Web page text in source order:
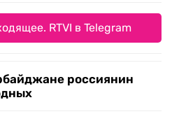
RTVI в Telegram
россиянин